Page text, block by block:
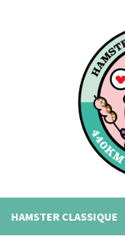
HAMSTER CLASSIQUE